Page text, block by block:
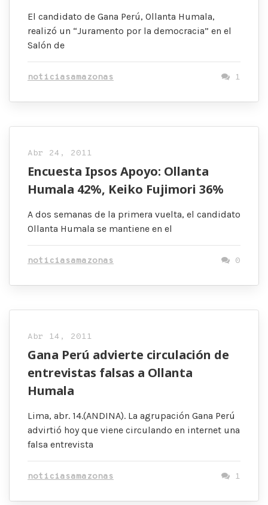
El candidato de Gana Perú, Ollanta Humala,
realizó un “Juramento por la democracia” en el
Salón de
noticiasamazonas 1
Abr 24, 2011
Encuesta Ipsos Apoyo: Ollanta
Humala 42%, Keiko Fujimori 36%
A dos semanas de la primera vuelta, el candidato
Ollanta Humala se mantiene en el
noticiasamazonas 0
Abr 14, 2011
Gana Perú advierte circulación de
entrevistas falsas a Ollanta
Humala
Lima, abr. 14.(ANDINA). La agrupación Gana Perú
advirtió hoy que viene circulando en internet una
falsa entrevista
noticiasamazonas 1